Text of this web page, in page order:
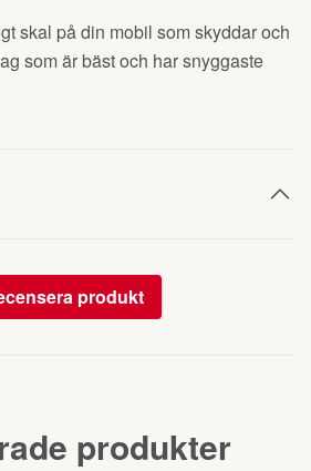
skal på din mobil som skyddar och
som är bäst och har snyggaste
produkt
produkter